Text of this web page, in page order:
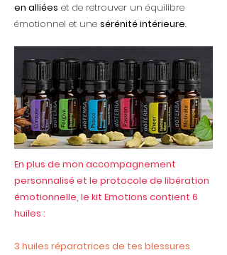
en alliées et de retrouver un équilibre
émotionnel et une sérénité intérieure.
En plus de mon accompagnement
personnalisé et le protocole de libération
émotionnelle, le kit Emotions contient 6
huiles :​
3 huiles réparatrices de tes blessures